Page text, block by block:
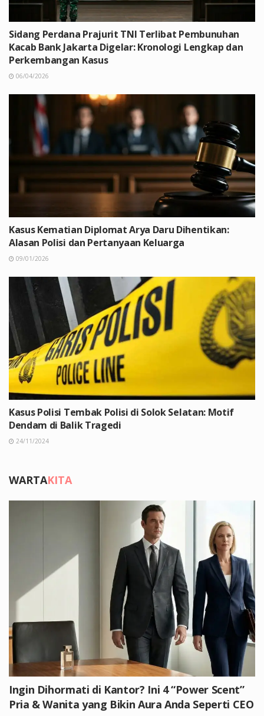
Sidang Perdana Prajurit TNI Terlibat Pembunuhan
Kacab Bank Jakarta Digelar: Kronologi Lengkap dan
Perkembangan Kasus
06/04/2026
Kasus Kematian Diplomat Arya Daru Dihentikan:
Alasan Polisi dan Pertanyaan Keluarga
09/01/2026
Kasus Polisi Tembak Polisi di Solok Selatan: Motif
Dendam di Balik Tragedi
24/11/2024
WARTAKITA
Ingin Dihormati di Kantor? Ini 4 “Power Scent”
Pria & Wanita yang Bikin Aura Anda Seperti CEO